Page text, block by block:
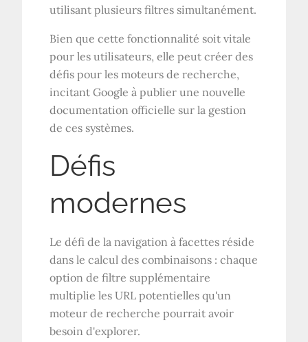
utilisant plusieurs filtres simultanément.
Bien que cette fonctionnalité soit vitale
pour les utilisateurs, elle peut créer des
défis pour les moteurs de recherche,
incitant Google à publier une nouvelle
documentation officielle sur la gestion
de ces systèmes.
Défis
modernes
Le défi de la navigation à facettes réside
dans le calcul des combinaisons : chaque
option de filtre supplémentaire
multiplie les URL potentielles qu'un
moteur de recherche pourrait avoir
besoin d'explorer.